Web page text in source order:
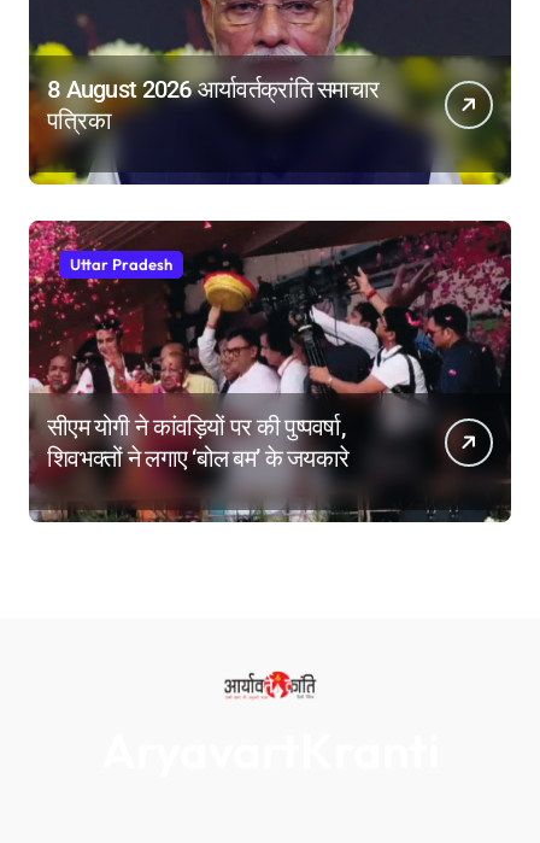
8 August 2026 आर्यावर्तक्रांति समाचार
पत्रिका
Uttar Pradesh
सीएम योगी ने कांवड़ियों पर की पुष्पवर्षा,
शिवभक्तों ने लगाए ‘बोल बम’ के जयकारे